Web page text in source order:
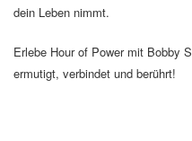
dein Leben nimmt.
Erlebe Hour of Power mit Bobby
ermutigt, verbindet und berührt!